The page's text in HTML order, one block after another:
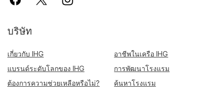
บริษัท
เกี่ยวกับ IHG
อาชีพในเครือ IHG
แบรนด์ระดับโลกของ IHG
การพัฒนาโรงแรม
ต้องการความช่วยเหลือหรือไม่?
ค้นหาโรงแรม